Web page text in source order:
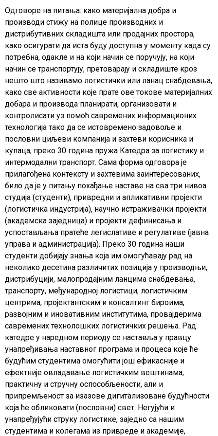
Одговоре на питања: како материјална добра и
производи стижу на полице производних и
дистрибутивних складишта или продајних простора,
како осигурати да иста буду доступна у моменту када су
потребна, одакле и на који начин се поручују, на који
начин се транспортују, претоварају и складиште кроз
нешто што називамо логистички или ланац снабдевања,
како све активности које прате ове токове материјалних
добара и производа планирати, организовати и
контролисати уз помоћ савремених информационих
технологија тако да се истовремено задовоље и
пословни циљеви компанија и захтеви корисника и
купаца, преко 30 година пружа Катедра за логистику и
интермодални транспорт. Сама форма одговора је
прилагођена контексту и захтевима заинтересованих,
било да је у питању похађање наставе на сва три нивоа
студија (студенти), привредни и апликативни пројекти
(логистичка индустрија), научно истраживачки пројекти
(академска заједница) и пројекти дефинисања и
успостављања пратеће легислативе и регулативе (јавна
управа и администрација). Преко 30 година наши
студенти добијају знања која им омогућавају рад на
неколико десетина различитих позиција у производњи,
дистрибуцији, малопродајним ланцима снабдевања,
транспорту, међународној логистици, логистичким
центрима, пројектантским и консалтинг бироима,
развојним и иновативним институтима, провајдерима
савремених технолошких логистичких решења. Рад
катедре у наредном периоду се наставља у правцу
унапређивања наставног програма и процеса које ће
будућим студентима омогућити још ефикасније и
ефектније овладавање логистичким вештинама,
практичну и стручну оспособљености, али и
припремљеност за изазове дигитализоване будућности
која ће обликовати (пословни) свет. Негујући и
унапређујући струку логистике, заједно са нашим
студентима и колегама из привреде и академије,